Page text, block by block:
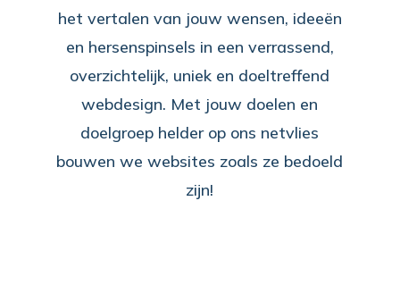
het vertalen van jouw wensen, ideeën
en hersenspinsels in een verrassend,
overzichtelijk, uniek en doeltreffend
webdesign. Met jouw doelen en
doelgroep helder op ons netvlies
bouwen we websites zoals ze bedoeld
zijn!